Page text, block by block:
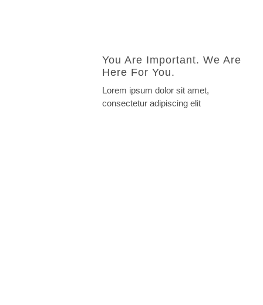
You Are Important. We Are
Here For You.
Lorem ipsum dolor sit amet,
consectetur adipiscing elit